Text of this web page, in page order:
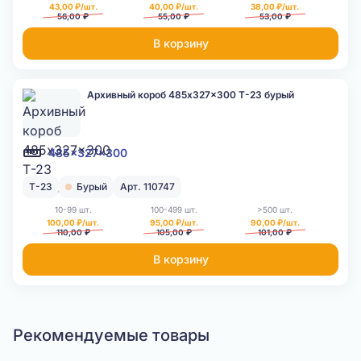
43,00 ₽/шт.
56,00 ₽
40,00 ₽/шт.
55,00 ₽
38,00 ₽/шт.
53,00 ₽
В корзину
485x327x300
Архивный короб 485x327x300 Т-23 бурый
Т-23 Бурый Арт. 110747
10-99 шт.
100,00 ₽/шт.
110,00 ₽
100-499 шт.
95,00 ₽/шт.
105,00 ₽
>500 шт.
90,00 ₽/шт.
101,00 ₽
В корзину
Рекомендуемые товары